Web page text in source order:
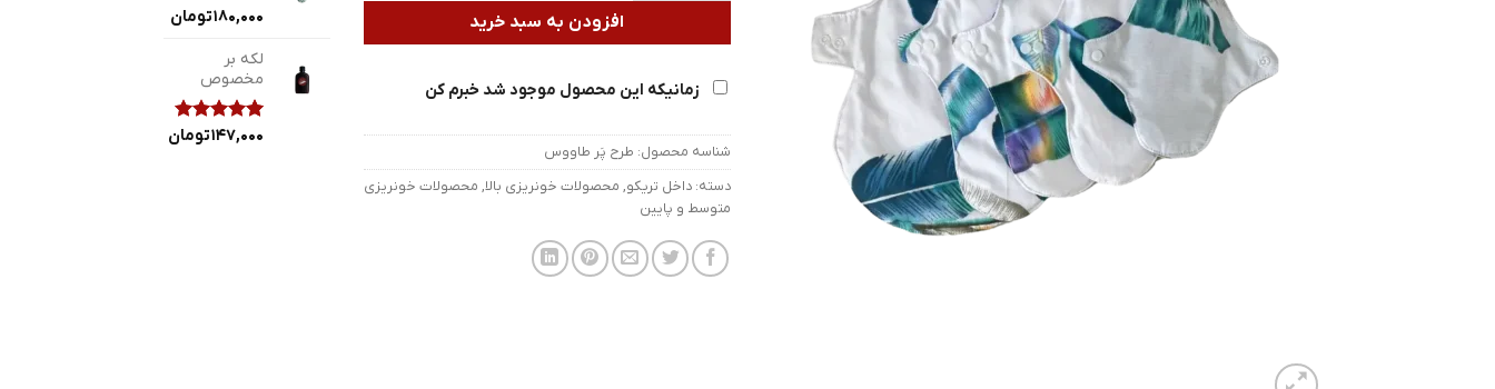
افزودن به سبد خرید
زمانیکه این محصول موجود شد خبرم کن
شناسه محصول: طرح پَر طاووس
دسته: داخل تریکو, محصولات خونریزی بالا, محصولات خونریزی
متوسط و پایین
180,000تومان
لکه بر
مخصوص
امتیازدهی
2
147,000تومان